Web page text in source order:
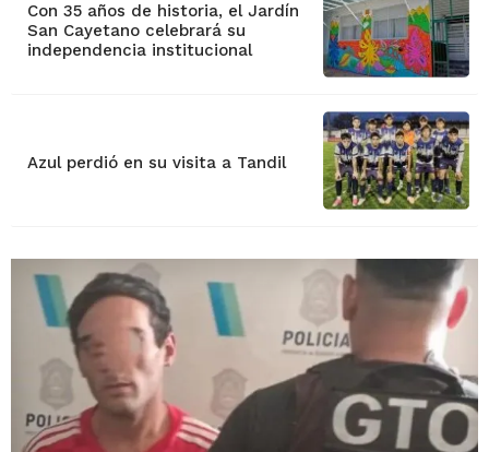
Con 35 años de historia, el Jardín
San Cayetano celebrará su
independencia institucional
Azul perdió en su visita a Tandil